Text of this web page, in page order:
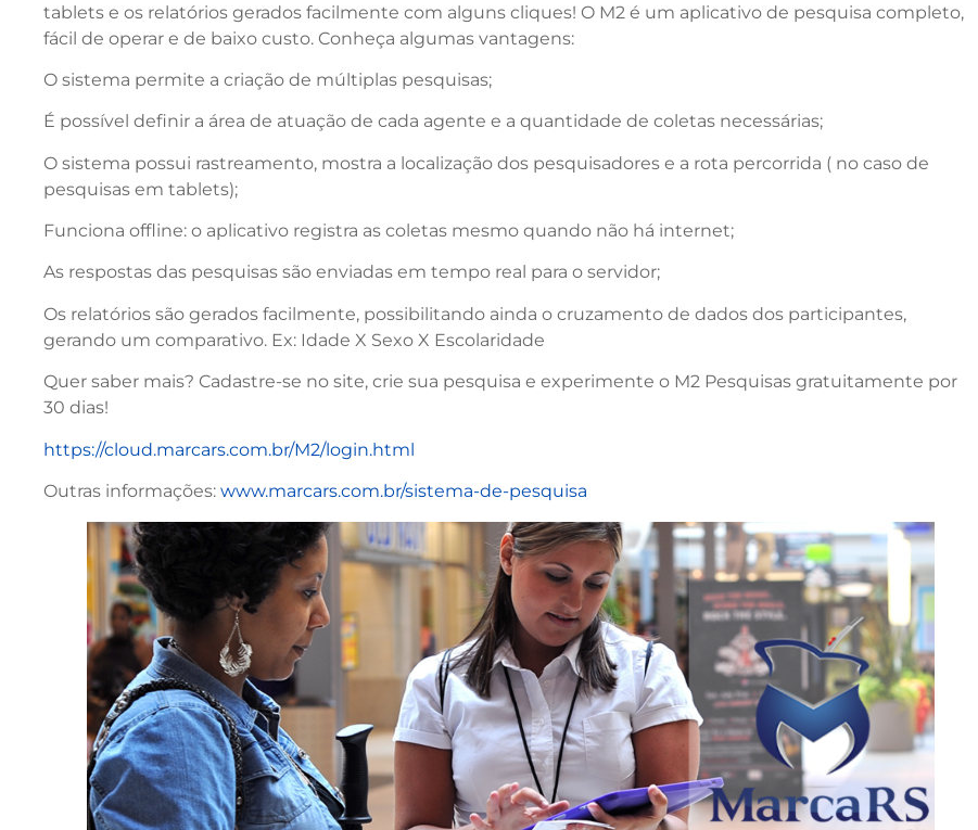
tablets e os relatórios gerados facilmente com alguns cliques! O M2 é um aplicativo de pesquisa completo,
fácil de operar e de baixo custo. Conheça algumas vantagens:
O sistema permite a criação de múltiplas pesquisas;
É possível definir a área de atuação de cada agente e a quantidade de coletas necessárias;
O sistema possui rastreamento, mostra a localização dos pesquisadores e a rota percorrida ( no caso de
pesquisas em tablets);
Funciona offline: o aplicativo registra as coletas mesmo quando não há internet;
As respostas das pesquisas são enviadas em tempo real para o servidor;
Os relatórios são gerados facilmente, possibilitando ainda o cruzamento de dados dos participantes,
gerando um comparativo. Ex: Idade X Sexo X Escolaridade
Quer saber mais? Cadastre-se no site, crie sua pesquisa e experimente o M2 Pesquisas gratuitamente por
30 dias!
https://cloud.marcars.com.br/M2/login.html
Outras informações: www.marcars.com.br/sistema-de-pesquisa